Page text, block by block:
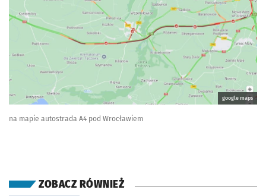
google maps
na mapie autostrada A4 pod Wrocławiem
ZOBACZ RÓWNIEŻ